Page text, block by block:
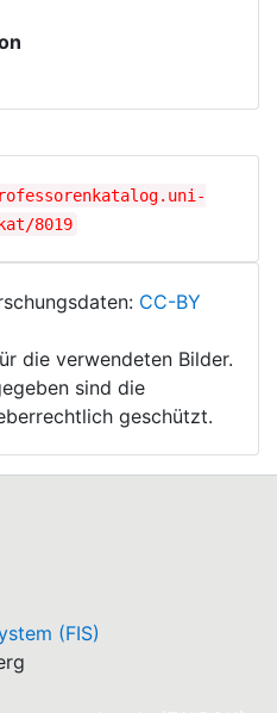
8019
CC-BY
die verwendeten Bilder.
sind die
geschützt.
(FIS)